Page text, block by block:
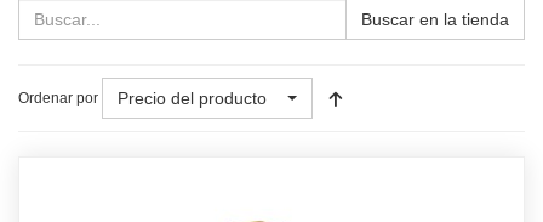
Buscar en la tienda
Ordenar por Precio del producto